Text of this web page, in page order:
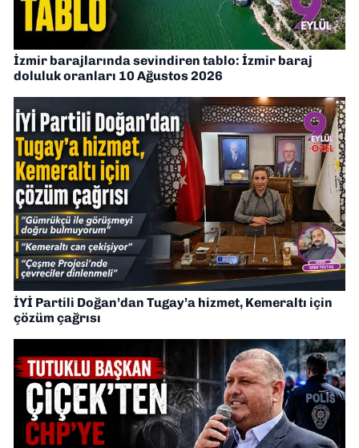
İzmir barajlarında sevindiren tablo: İzmir baraj
doluluk oranları 10 Ağustos 2026
İYİ Partili Doğan’dan Tugay’a hizmet, Kemeraltı için
çözüm çağrısı